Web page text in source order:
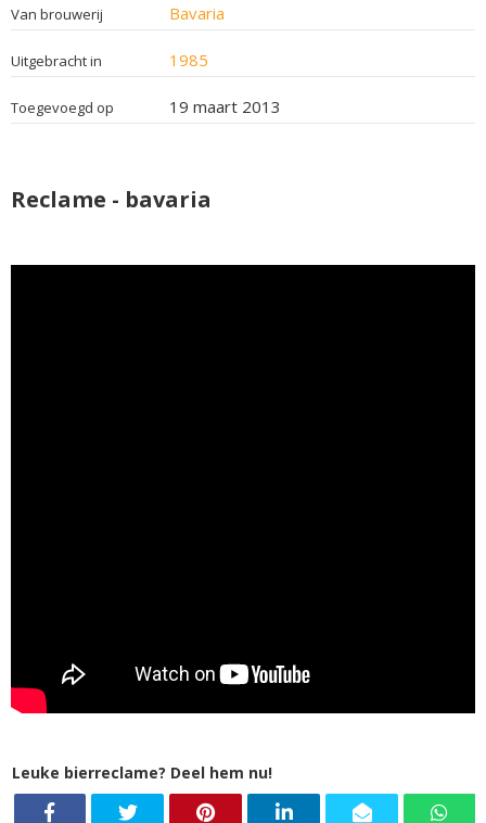
Van brouwerij Bavaria
Uitgebracht in 1985
Toegevoegd op 19 maart 2013
Reclame - bavaria
Leuke bierreclame? Deel hem nu!